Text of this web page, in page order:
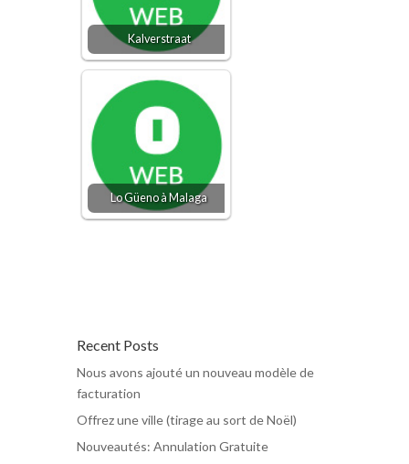
Kalverstraat
Lo Güeno à Malaga
Recent Posts
Nous avons ajouté un nouveau modèle de
facturation
Offrez une ville (tirage au sort de Noël)
Nouveautés: Annulation Gratuite